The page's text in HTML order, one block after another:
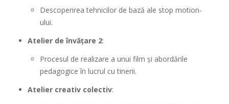
Descoperirea tehnicilor de bază ale stop motion-
ului.
Atelier de învățare 2:
Procesul de realizare a unui film și abordările
pedagogice în lucrul cu tinerii.
Atelier creativ colectiv: